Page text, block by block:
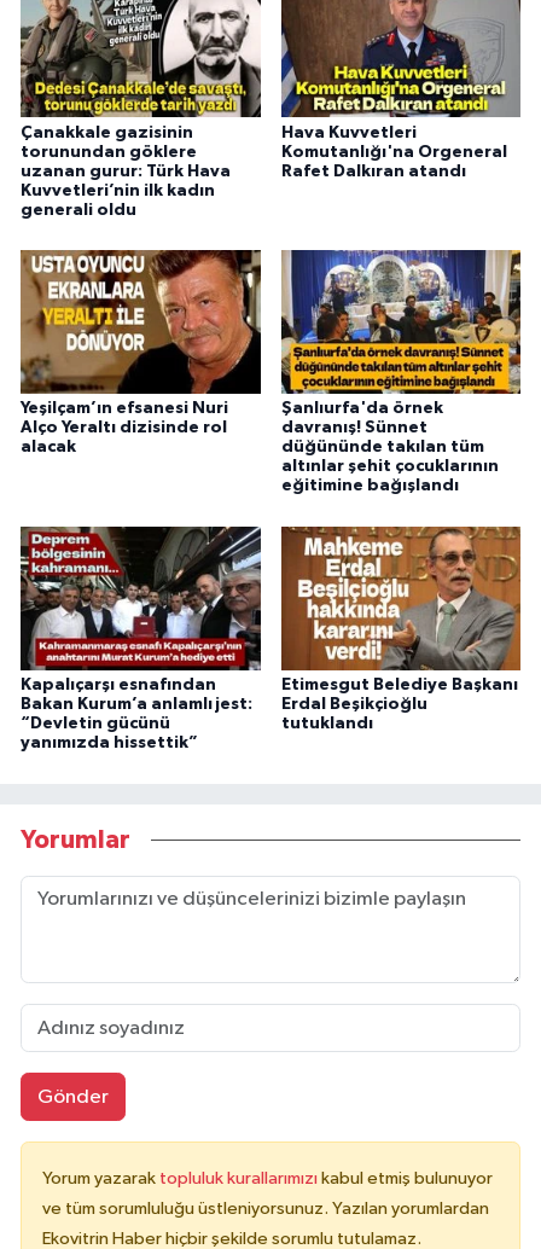
Çanakkale gazisinin
torunundan göklere
uzanan gurur: Türk Hava
Kuvvetleri’nin ilk kadın
generali oldu
Hava Kuvvetleri
Komutanlığı'na Orgeneral
Rafet Dalkıran atandı
Yeşilçam’ın efsanesi Nuri
Alço Yeraltı dizisinde rol
alacak
Şanlıurfa'da örnek
davranış! Sünnet
düğününde takılan tüm
altınlar şehit çocuklarının
eğitimine bağışlandı
Kapalıçarşı esnafından
Bakan Kurum’a anlamlı jest:
“Devletin gücünü
yanımızda hissettik”
Etimesgut Belediye Başkanı
Erdal Beşikçioğlu
tutuklandı
Yorumlar
Gönder
Yorum yazarak topluluk kurallarımızı kabul etmiş bulunuyor
ve tüm sorumluluğu üstleniyorsunuz. Yazılan yorumlardan
Ekovitrin Haber hiçbir şekilde sorumlu tutulamaz.